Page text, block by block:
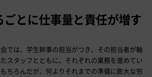
ごとに仕事量と責任が増す
では、学生幹事の担当がつき、その担当者が軸
スタッフとともに、それぞれの業務を進めてい
ちろんだが、何よりそれまでの準備に膨大な労